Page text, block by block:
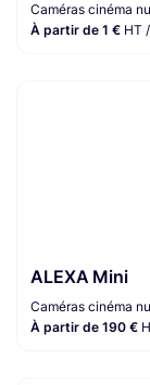
Caméras cinéma
À partir de 1 € HT
ALEXA Mini
Caméras cinéma
À partir de 190 €